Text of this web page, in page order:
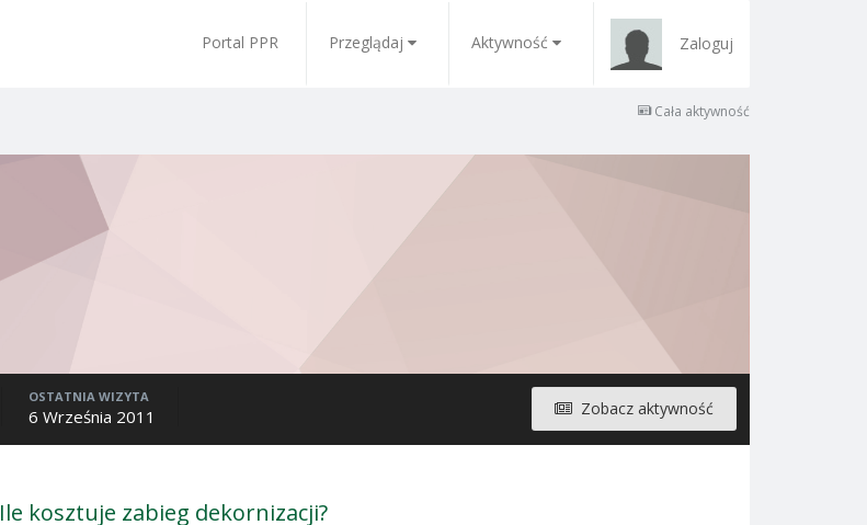
Portal PPR Przeglądaj Aktywność Zaloguj
Cała aktywność
Zobacz aktywność
OSTATNIA WIZYTA
6 Września 2011
Ile kosztuje zabieg dekornizacji?